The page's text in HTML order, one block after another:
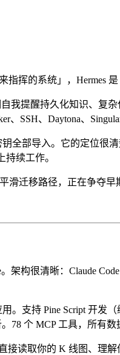
挥的系统」，Hermes
我提醒持久化知识、复
SSH、Daytona、
全部导入。它的定位很
续工作。
滑迁移路径，正在争夺早
构很清晰：Claude
支持 Pine Script 开发
个 MCP 工具，所有数
接读取你的 K 线图、